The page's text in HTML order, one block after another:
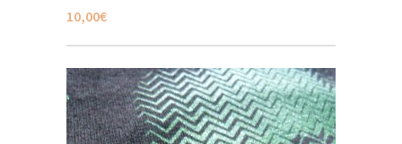
10,00€